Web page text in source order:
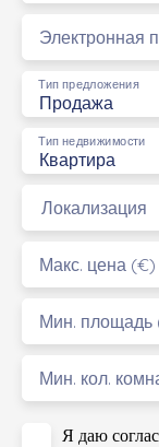
Электронная
Продажа
Тип предложения
Квартира
Тип недвижимости
Локализация
Макс. цена (€)
Мин. площадь
Мин. кол.
Я даю